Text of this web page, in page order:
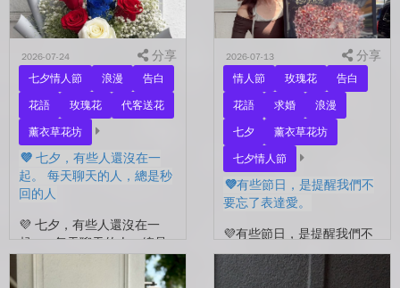
2026-07-24 分享
七夕情人節 浪漫
告白
花語
玫瑰花
代客送花
薰衣草花坊
💜 七夕，有些人還沒在一
起。 每天聊天的人，總是秒
回的人
💜 七夕，有些人還沒在一
起。 每天聊天的人，總是
秒回的人， 會記得你愛喝什
麼、喜歡什麼的人。 你們
2026-07-13 分享
情人節 玫瑰花
告白
花語
求婚
浪漫
七夕
薰衣草花坊
七夕情人節
💜有些節日，是提醒我們不
要忘了表達愛。
💜有些節日，是提醒我們不
要忘了表達愛。 平常的日
子，總是忙著工作、忙著生